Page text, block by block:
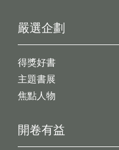
開卷有益
嚴選企劃
得獎好書
主題書展
焦點人物